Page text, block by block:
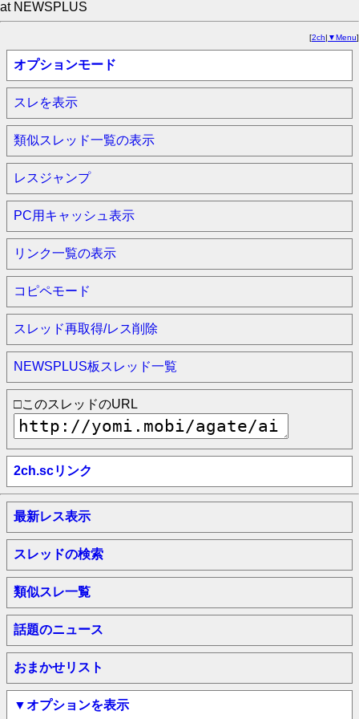
at NEWSPLUS
[2ch| ▼Menu]
オプションモード
スレを表示
類似スレッド一覧の表示
レスジャンプ
PC用キャッシュ表示
リンク一覧の表示
コピペモード
スレッド再取得/レス削除
NEWSPLUS板スレッド一覧
□このスレッドのURL
2ch.scリンク
最新レス表示
スレッドの検索
類似スレ一覧
話題のニュース
おまかせリスト
▼オプションを表示